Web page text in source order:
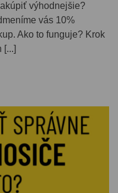
výhodnejšie?
vás 10%
Ako to funguje? Krok
[...]